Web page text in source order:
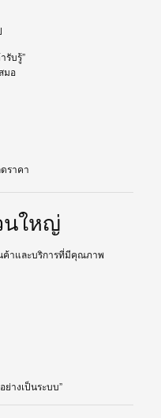
รับรู้”
มอ
ราคา
นใหญ่
ค้าและบริการที่มีคุณภาพ
างเป็นระบบ”